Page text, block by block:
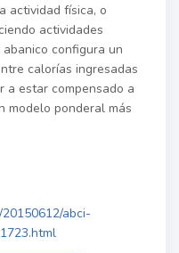
actividad física, o
actividades
configura un
calorías ingresadas
a estar compensado a
modelo ponderal más
abci-